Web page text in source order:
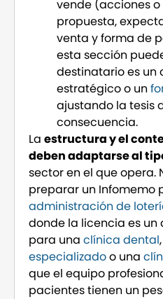
vende (acciones
propuesta,
venta y forma de
esta sección
destinatario es un
estratégico o un
ajustando la tesis
consecuencia.
La estructura y el
deben adaptarse al
sector en el que opera.
preparar un Infomemo
administración de
donde la licencia es un
para una clínica dental
especializadoo una
que el equipo
pacientes tienen un